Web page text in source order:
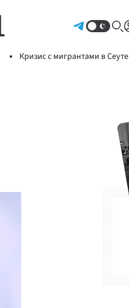
Кризис с мигрантами в Сеуте